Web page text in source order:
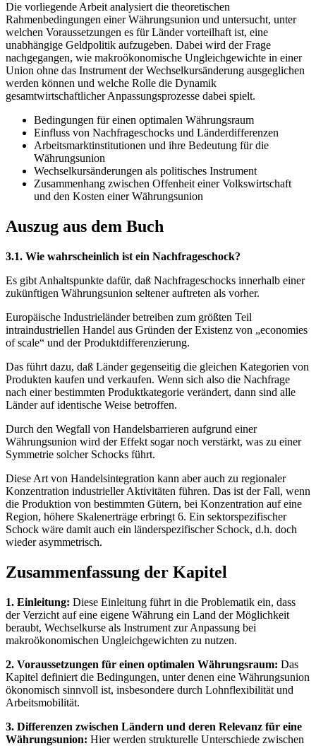
Die vorliegende Arbeit analysiert die theoretischen
Rahmenbedingungen einer Währungsunion und untersucht, unter
welchen Voraussetzungen es für Länder vorteilhaft ist, eine
unabhängige Geldpolitik aufzugeben. Dabei wird der Frage
nachgegangen, wie makroökonomische Ungleichgewichte in einer
Union ohne das Instrument der Wechselkursänderung ausgeglichen
werden können und welche Rolle die Dynamik
gesamtwirtschaftlicher Anpassungsprozesse dabei spielt.
Bedingungen für einen optimalen Währungsraum
Einfluss von Nachfrageschocks und Länderdifferenzen
Arbeitsmarktinstitutionen und ihre Bedeutung für die
Währungsunion
Wechselkursänderungen als politisches Instrument
Zusammenhang zwischen Offenheit einer Volkswirtschaft
und den Kosten einer Währungsunion
Auszug aus dem Buch
3.1. Wie wahrscheinlich ist ein Nachfrageschock?
Es gibt Anhaltspunkte dafür, daß Nachfrageschocks innerhalb einer
zukünftigen Währungsunion seltener auftreten als vorher.
Europäische Industrieländer betreiben zum größten Teil
intraindustriellen Handel aus Gründen der Existenz von „economies
of scale“ und der Produktdifferenzierung.
Das führt dazu, daß Länder gegenseitig die gleichen Kategorien von
Produkten kaufen und verkaufen. Wenn sich also die Nachfrage
nach einer bestimmten Produktkategorie verändert, dann sind alle
Länder auf identische Weise betroffen.
Durch den Wegfall von Handelsbarrieren aufgrund einer
Währungsunion wird der Effekt sogar noch verstärkt, was zu einer
Symmetrie solcher Schocks führt.
Diese Art von Handelsintegration kann aber auch zu regionaler
Konzentration industrieller Aktivitäten führen. Das ist der Fall, wenn
die Produktion von bestimmten Gütern, bei Konzentration auf eine
Region, höhere Skalenerträge erbringt 6. Ein sektorspezifischer
Schock wäre damit auch ein länderspezifischer Schock, d.h. doch
wieder asymmetrisch.
Zusammenfassung der Kapitel
1. Einleitung: Diese Einleitung führt in die Problematik ein, dass
der Verzicht auf eine eigene Währung ein Land der Möglichkeit
beraubt, Wechselkurse als Instrument zur Anpassung bei
makroökonomischen Ungleichgewichten zu nutzen.
2. Voraussetzungen für einen optimalen Währungsraum: Das
Kapitel definiert die Bedingungen, unter denen eine Währungsunion
ökonomisch sinnvoll ist, insbesondere durch Lohnflexibilität und
Arbeitsmobilität.
3. Differenzen zwischen Ländern und deren Relevanz für eine
Währungsunion: Hier werden strukturelle Unterschiede zwischen